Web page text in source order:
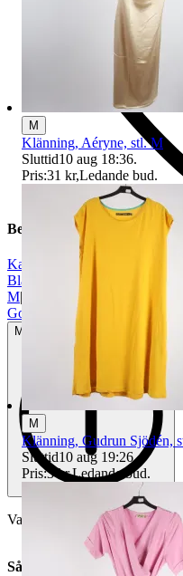
Beskrivning
KappAhl
Blå
M|
Gott använt skick
Mindre tecken på användning
Varan är begagnad och
Så här går det till när du
M
Klänning, Aéryne, stl. M
Sluttid10 aug 18:36.
Pris:31 kr,Ledande bud.
M
Klänning, Gudrun Sjödén,
Sluttid10 aug 19:26.
Pris:3 kr,Ledande bud.